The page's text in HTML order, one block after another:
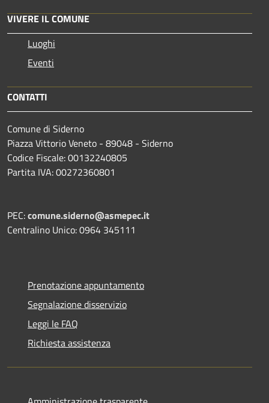
VIVERE IL COMUNE
Luoghi
Eventi
CONTATTI
Comune di Siderno
Piazza Vittorio Veneto - 89048 - Siderno
Codice Fiscale: 00132240805
Partita IVA: 00272360801
PEC:comune.siderno@asmepec.it
Centralino Unico: 0964 345111
Prenotazione appuntamento
Segnalazione disservizio
Leggi le FAQ
Richiesta assistenza